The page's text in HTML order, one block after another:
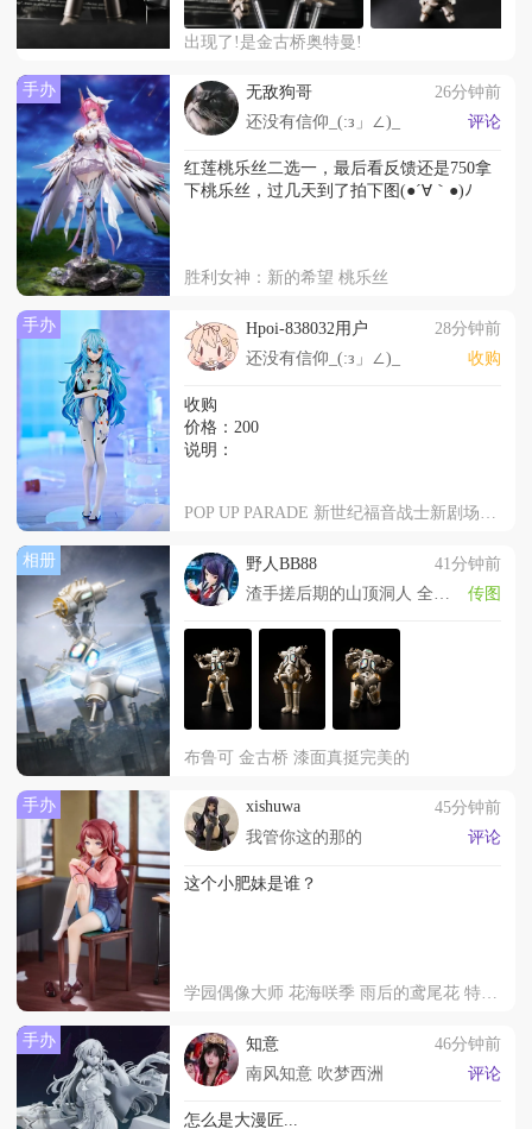
出现了!是金古桥奥特曼!
手办 无敌狗哥
26分钟前
还没有信仰_(:з」∠)_
评论
红莲桃乐丝二选一，最后看反馈还是750拿
下桃乐丝，过几天到了拍下图(●´∀｀●)ﾉ
胜利女神：新的希望 桃乐丝
手办 Hpoi-838032用户
28分钟前
还没有信仰_(:з」∠)_
收购
收购
价格：200
说明：
相册 野人BB88
41分钟前
传图
布鲁可 金古桥 漆面真挺完美的
手办 xishuwa
45分钟前
我管你这的那的
评论
这个小肥妹是谁？
手办 知意
46分钟前
南风知意 吹梦西洲
评论
怎么是大漫匠...